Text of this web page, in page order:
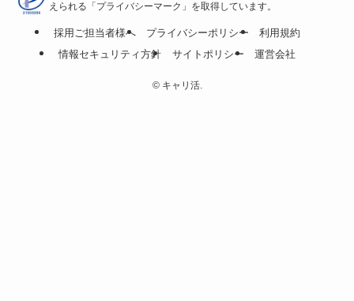
えられる「プライバシーマーク」を取得しています。
採用ご担当者様へ プライバシーポリシー
利用規約
情報セキュリティ方針
サイトポリシー 運営会社
©キャリ活.